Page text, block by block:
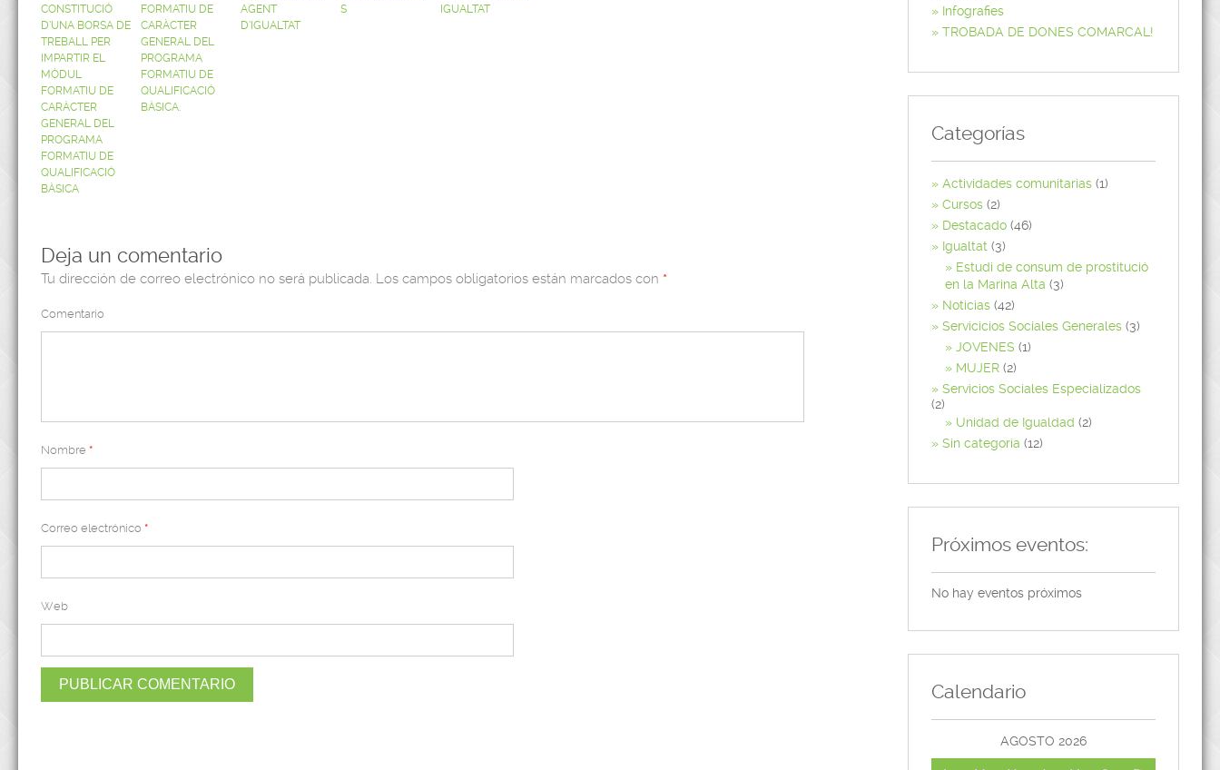
CONSTITUCIÓ
D’UNA BORSA DE
TREBALL PER
IMPARTIR EL
MÒDUL
FORMATIU DE
CARÀCTER
GENERAL DEL
PROGRAMA
FORMATIU DE
QUALIFICACIÓ
BÀSICA
FORMATIU DE
CARÀCTER
GENERAL DEL
PROGRAMA
FORMATIU DE
QUALIFICACIÓ
BÀSICA.
AGENT
D’IGUALTAT
S
IGUALTAT
Deja un comentario
Tu dirección de correo electrónico no será publicada. Los campos obligatorios están marcados con *
Comentario
Nombre *
Correo electrónico *
Web
Infografies
TROBADA DE DONES COMARCAL!
Categorías
Actividades comunitarias(1)
Cursos(2)
Destacado(46)
Igualtat (3)
Estudi de consum de prostitució
en la Marina Alta (3)
Noticias(42)
Servicicios Sociales Generales(3)
JOVENES (1)
MUJER(2)
Servicios Sociales Especializados
(2)
Unidad de Igualdad (2)
Sin categoría (12)
Próximos eventos:
No hay eventos próximos
Calendario
AGOSTO 2026